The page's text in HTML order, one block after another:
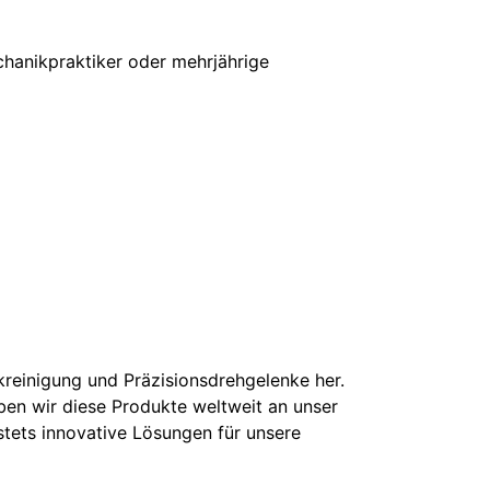
oder mehrjährige
und Präzisionsdrehgelenke her.
wir diese Produkte weltweit an unser
innovative Lösungen für unsere